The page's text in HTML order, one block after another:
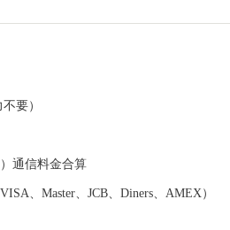
美しい村」連合にも加盟していま
要）
通信料金合算
、Master、JCB、Diners、AMEX）